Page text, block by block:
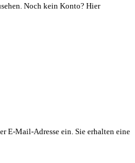
Noch kein Konto? Hier
E-Mail-Adresse ein. Sie erhalten eine